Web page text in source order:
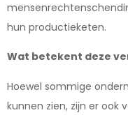
hun productieketen.
Wat betekent deze
Hoewel sommige
kunnen zien, zijn er ook